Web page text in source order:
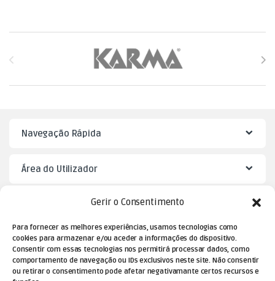
Gerir o Consentimento
Para fornecer as melhores experiências, usamos tecnologias como
cookies para armazenar e/ou aceder a informações do dispositivo.
Consentir com essas tecnologias nos permitirá processar dados, como
comportamento de navegação ou IDs exclusivos neste site. Não consentir
ou retirar o consentimento pode afetar negativamante certos recursos e
Brands Carousel
Navegação Rápida
Área do Utilizador